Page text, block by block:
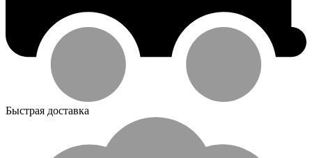
Быстрая доставка